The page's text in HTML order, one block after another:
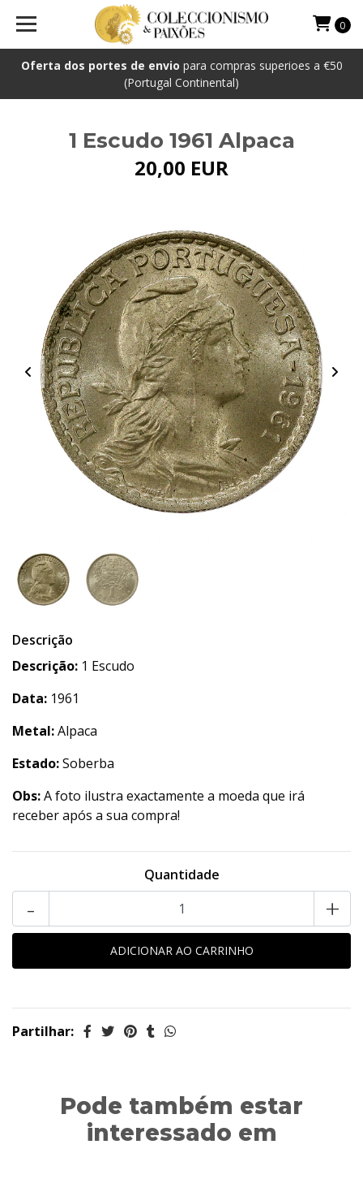
Oferta dos portes de envio para compras superioes a €50
(Portugal Continental)
0
1 Escudo 1961 Alpaca
20,00 EUR
Descrição
Descrição: 1 Escudo
Data: 1961
Metal:Alpaca
Estado:Soberba
Obs:A foto ilustra exactamente a moeda que irá
receber após a sua compra!
Quantidade
- +
Partilhar:
Pode também estar
interessado em